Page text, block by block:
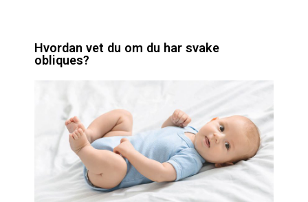
Hvordan vet du om du har svake
obliques?